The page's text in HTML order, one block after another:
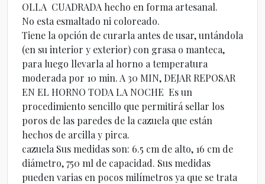
OLLA CUADRADA hecho en forma artesanal.
No esta esmaltado ni coloreado.
Tiene la opción de curarla antes de usar, untándola
(en su interior y exterior) con grasa o manteca,
para luego llevarla al horno a temperatura
moderada por 10 min. A 30 MIN, DEJAR REPOSAR
EN EL HORNO TODA LA NOCHE Es un
procedimiento sencillo que permitirá sellar los
poros de las paredes de la cazuela que están
hechos de arcilla y pirca.
cazuela Sus medidas son: 6.5 cm de alto, 16 cm de
diámetro, 750 ml de capacidad. Sus medidas
pueden varias en pocos milímetros ya que se trata